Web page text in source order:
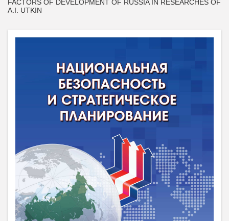
FACTORS OF DEVELOPMENT OF RUSSIA IN RESEARCHES OF
A.I. UTKIN